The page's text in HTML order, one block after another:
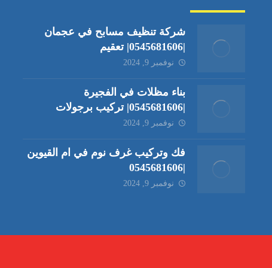
شركة تنظيف مسابح في عجمان
|0545681606| تعقيم
نوفمبر 9, 2024
بناء مظلات في الفجيرة
|0545681606| تركيب برجولات
نوفمبر 9, 2024
فك وتركيب غرف نوم في ام القيوين
|0545681606
نوفمبر 9, 2024